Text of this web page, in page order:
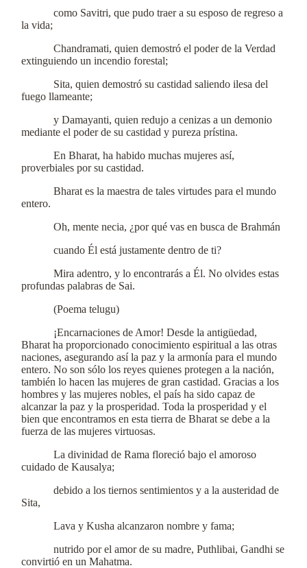
como Savitri, que pudo traer a su esposo de regreso a
la vida;
Chandramati, quien demostró el poder de la Verdad
extinguiendo un incendio forestal;
Sita, quien demostró su castidad saliendo ilesa del
fuego llameante;
y Damayanti, quien redujo a cenizas a un demonio
mediante el poder de su castidad y pureza prístina.
En Bharat, ha habido muchas mujeres así,
proverbiales por su castidad.
Bharat es la maestra de tales virtudes para el mundo
entero.
Oh, mente necia, ¿por qué vas en busca de Brahmán
cuando Él está justamente dentro de ti?
Mira adentro, y lo encontrarás a Él. No olvides estas
profundas palabras de Sai.
(Poema telugu)
¡Encarnaciones de Amor! Desde la antigüedad,
Bharat ha proporcionado conocimiento espiritual a las otras
naciones, asegurando así la paz y la armonía para el mundo
entero. No son sólo los reyes quienes protegen a la nación,
también lo hacen las mujeres de gran castidad. Gracias a los
hombres y las mujeres nobles, el país ha sido capaz de
alcanzar la paz y la prosperidad. Toda la prosperidad y el
bien que encontramos en esta tierra de Bharat se debe a la
fuerza de las mujeres virtuosas.
La divinidad de Rama floreció bajo el amoroso
cuidado de Kausalya;
debido a los tiernos sentimientos y a la austeridad de
Sita,
Lava y Kusha alcanzaron nombre y fama;
nutrido por el amor de su madre, Puthlibai, Gandhi se
convirtió en un Mahatma.